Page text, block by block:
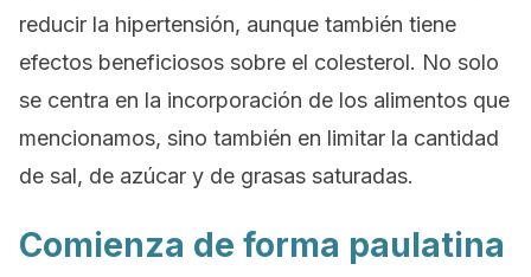
reducir la hipertensión, aunque también tiene
efectos beneficiosos sobre el colesterol. No solo
se centra en la incorporación de los alimentos que
mencionamos, sino también en limitar la cantidad
de sal, de azúcar y de grasas saturadas.
Comienza de forma paulatina